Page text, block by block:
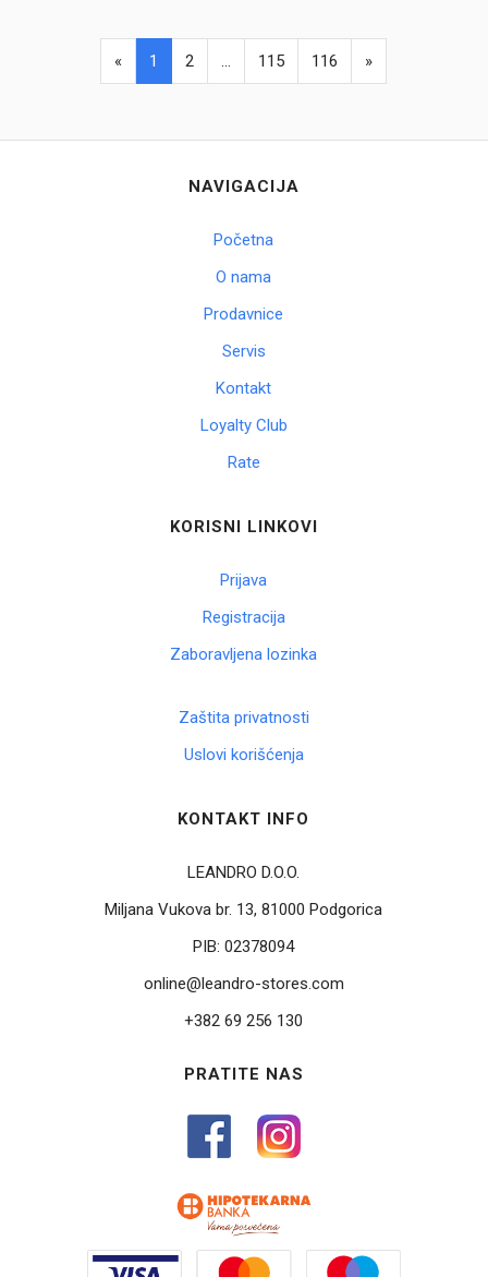
« 1 2 ... 115 116 »
NAVIGACIJA
Početna
O nama
Prodavnice
Servis
Kontakt
Loyalty Club
Rate
KORISNI LINKOVI
Prijava
Registracija
Zaboravljena lozinka
Zaštita privatnosti
Uslovi korišćenja
KONTAKT INFO
LEANDRO D.O.O.
Miljana Vukova br. 13, 81000 Podgorica
PIB:02378094
online@leandro-stores.com
+382 69 256 130
PRATITE NAS